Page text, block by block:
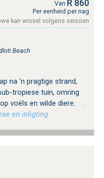
Van R 860
Per eenheid per nag
kan wissel volgens seisoen
Beach
na 'n pragtige strand,
tropiese tuin, omring
voëls en wilde diere.
…
en inligting.